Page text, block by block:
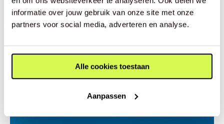
informatie over jouw gebruik van onze site met onze
partners voor social media, adverteren en analyse.
Alle cookies toestaan
Aanpassen
Hoeveel sneeuw heb je eigenlijk nodig om te
skiën?